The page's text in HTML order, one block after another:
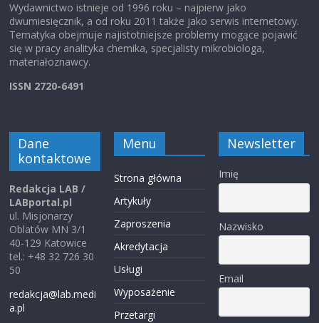
Wydawnictwo istnieje od 1996 roku – najpierw jako
dwumiesięcznik, a od roku 2011 także jako serwis internetowy.
Tematyka obejmuje najistotniejsze problemy mogące pojawić
się w pracy analityka chemika, specjalisty mikrobiologa,
materiałoznawcy.
ISSN 2720-6491
Dane
kontaktowe
Redakcja LAB /
LABportal.pl
ul. Misjonarzy
Oblatów MN 3/1
40-129 Katowice
tel.: +48 32 726 30
50
redakcja@lab.medi
a.pl
Menu
Strona główna
Artykuły
Zaproszenia
Akredytacja
Usługi
Wyposażenie
Przetargi
Newsletter
Imię
Nazwisko
Email